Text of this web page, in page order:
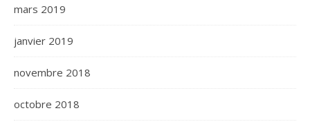
mars 2019
janvier 2019
novembre 2018
octobre 2018